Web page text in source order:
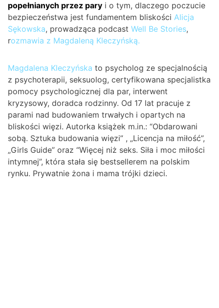
popełnianych przez pary i o tym, dlaczego poczucie
bezpieczeństwa jest fundamentem bliskości Alicja
Sękowska, prowadząca podcast Well Be Stories,
rozmawia z Magdaleną Kleczyńską.
Magdalena Kleczyńska to psycholog ze specjalnością
z psychoterapii, seksuolog, certyfikowana specjalistka
pomocy psychologicznej dla par, interwent
kryzysowy, doradca rodzinny. Od 17 lat pracuje z
parami nad budowaniem trwałych i opartych na
bliskości więzi. Autorka książek m.in.: “Obdarowani
sobą. Sztuka budowania więzi” , „Licencja na miłość”,
„Girls Guide” oraz “Więcej niż seks. Siła i moc miłości
intymnej”, która stała się bestsellerem na polskim
rynku. Prywatnie żona i mama trójki dzieci.